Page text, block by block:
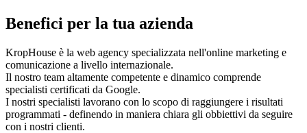
Benefici per la tua azienda
KropHouse è la web agency specializzata nell'online marketing e
comunicazione a livello internazionale.
Il nostro team altamente competente e dinamico comprende
specialisti certificati da Google.
I nostri specialisti lavorano con lo scopo di raggiungere i risultati
programmati - definendo in maniera chiara gli obbiettivi da seguire
con i nostri clienti.